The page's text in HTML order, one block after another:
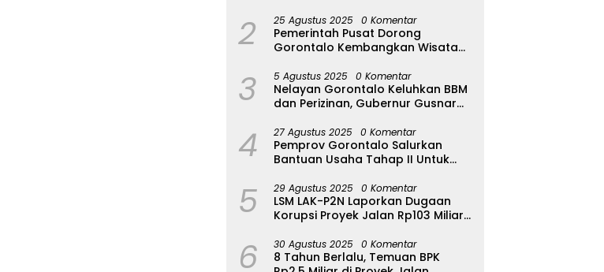
2 25 Agustus 2025 0 Komentar
Pemerintah Pusat Dorong
Gorontalo Kembangkan Wisata
3 5 Agustus 2025 0 Komentar
Nelayan Gorontalo Keluhkan BBM
dan Perizinan, Gubernur Gusnar
4 27 Agustus 2025 0 Komentar
Pemprov Gorontalo Salurkan
Bantuan Usaha Tahap II Untuk
Bulango
5 29 Agustus 2025 0 Komentar
LSM LAK-P2N Laporkan Dugaan
Korupsi Proyek Jalan Rp103 Miliar
6 30 Agustus 2025 0 Komentar
8 Tahun Berlalu, Temuan BPK